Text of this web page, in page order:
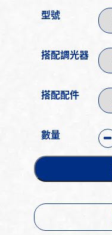
型號
搭配調光器
搭配配件
數量